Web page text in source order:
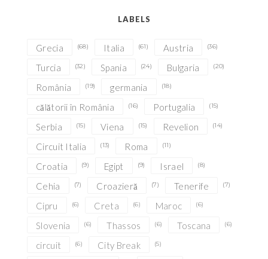
LABELS
Grecia (68) Italia (61) Austria (36)
Turcia (32) Spania (24) Bulgaria (20)
România (19) germania (18)
călătorii în România (16) Portugalia (15)
Serbia (15) Viena (15) Revelion (14)
Circuit Italia (13) Roma (11)
Croatia (9) Egipt (9) Israel (8)
Cehia (7) Croazieră (7) Tenerife (7)
Cipru (6) Creta (6) Maroc (6)
Slovenia (6) Thassos (6) Toscana (6)
circuit (6) City Break (5)